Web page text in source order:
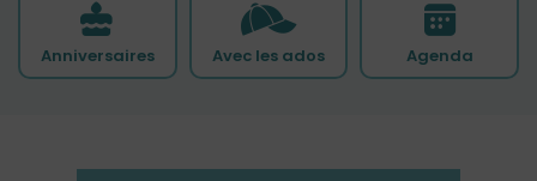
Anniversaires Avec les ados Agenda